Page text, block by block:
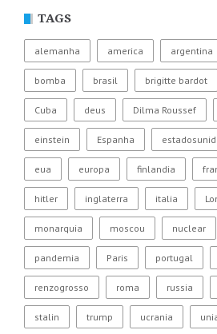
TAGS
alemanha america argentina
bomba brasil brigitte bardot
Cuba deus Dilma Roussef
einstein Espanha
eua europa finlandia
hitler inglaterra italia
monarquia moscou nuclear
pandemia Paris portugal
renzogrosso roma russia
stalin trump ucrania